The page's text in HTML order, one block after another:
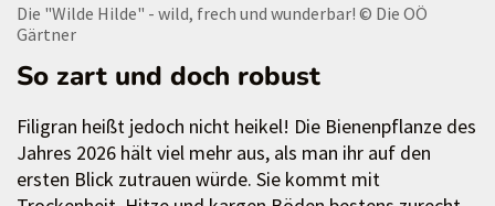
Die "Wilde Hilde" - wild, frech und wunderbar! © Die OÖ
Gärtner
So zart und doch robust
Filigran heißt jedoch nicht heikel! Die Bienenpflanze des
Jahres 2026 hält viel mehr aus, als man ihr auf den
ersten Blick zutrauen würde. Sie kommt mit